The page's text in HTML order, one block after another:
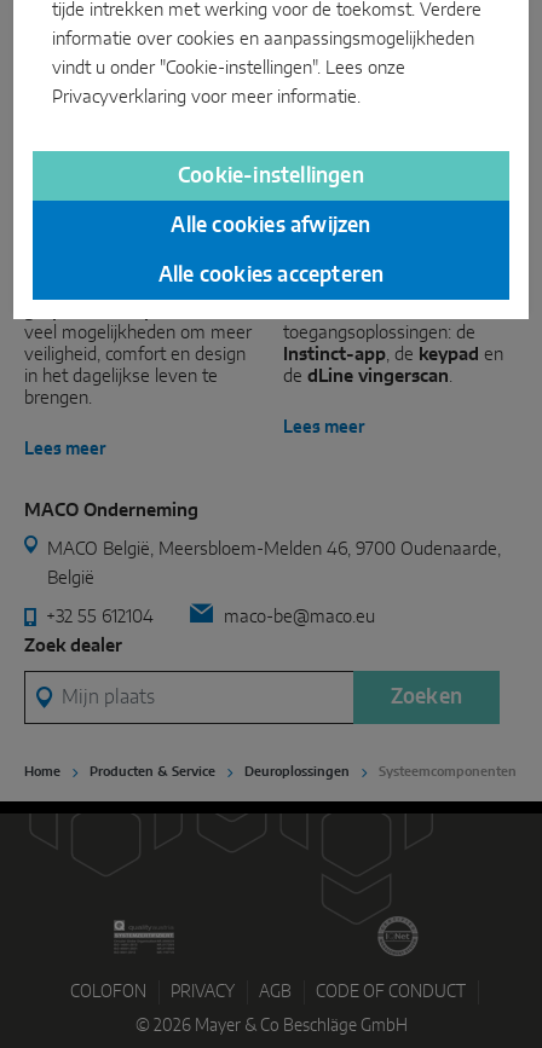
Sense by MACO
MACO Tronic
SERVICEOPLOSSINGEN
Productservice
MACO ProDoor
MACO ProDoor
veel mogelijkheden om meer
veiligheid, comfort en design
in het dagelijkse leven te
brengen.
Lees meer
MACO OpenDoor
sleutels: voor een comfortabel
en veilig gebruik van
toegangsoplossingen: de
Instinct-app , de keypad en
de dLine vingerscan
Lees meer
MACO Onderneming
MACO België, Meersbloem-Melden 46, 9700 Oudenaarde,
België
+32 55 612104
maco-be@maco.eu
Zoek dealer
Mijn plaats
Zoeken
Home Producten & Service Deuroplossingen Systeemcomponenten
COLOFON PRIVACY AGB
CODE OF CONDUCT
© 2026 Mayer & Co Beschläge GmbH
tijde intrekken met werking voor de toekomst. Verdere
informatie over cookies en aanpassingsmogelijkheden
vindt u onder "Cookie-instellingen". Lees onze
Privacyverklaring voor meer informatie.
Cookie-instellingen
Alle cookies afwijzen
Alle cookies accepteren